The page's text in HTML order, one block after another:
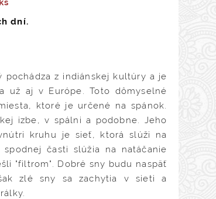
dní.
pochádza z indiánskej kultúry a je
už aj v Európe. Toto dômyselné
ktoré je určené na spánok.
izbe, v spálni a podobne. Jeho
kruhu je sieť, ktorá slúži na
časti slúžia na natáčanie
"filtrom". Dobré sny budu naspäť
zlé sny sa zachytia v sieti a